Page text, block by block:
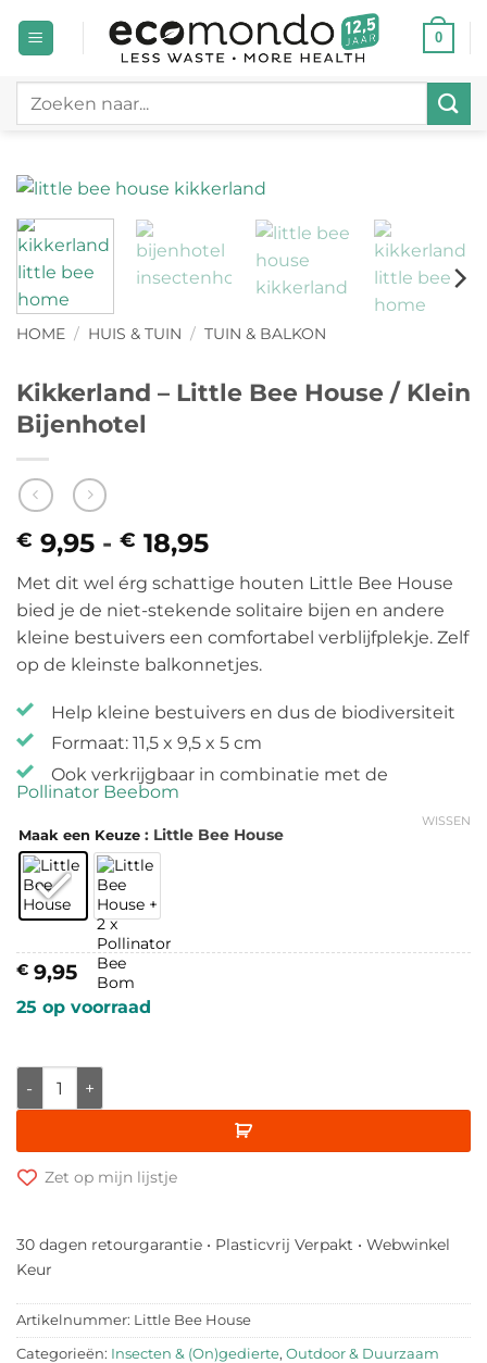
naar
0
Zoeken
HOME / HUIS & TUIN / TUIN & BALKON
Kikkerland – Little Bee House / Klein
Bijenhotel
€ 9,95 - € 18,95
€ 9,95
tot
€ 18,95
Met dit wel érg schattige houten Little Bee House
bied je de niet-stekende solitaire bijen en andere
kleine bestuivers een comfortabel verblijfplekje. Zelf
op de kleinste balkonnetjes.
Help kleine bestuivers en dus de biodiversiteit
Formaat: 11,5 x 9,5 x 5 cm
Ook verkrijgbaar in combinatie met de
Pollinator Beebom
Maak een Keuze : Little Bee House
WISSEN
€ 9,95
25 op voorraad
Kikkerland - Little Bee House / Klein Bijenhotel aantal
Zet op mijn lijstje
30 dagen retourgarantie • Plasticvrij Verpakt • Webwinkel
Keur
Artikelnummer: Little Bee House
Categorieën: Insecten & (On)gedierte, Outdoor & Duurzaam